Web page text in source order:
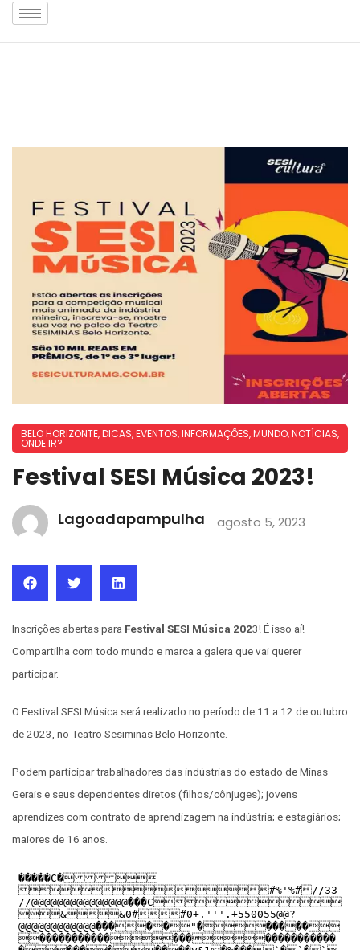
BELO HORIZONTE,DICAS,EVENTOS,INFORMAÇÕES,MUNDO,NOTÍCIAS,
ONDE IR?
Festival SESI Música 2023!
Lagoadapampulha agosto 5, 2023
Inscrições abertas para Festival SESI Música 2023! É isso aí!
Compartilha com todo mundo e marca a galera que vai querer
participar.
O Festival SESI Música será realizado no período de 11 a 12 de outubro
de 2023, no Teatro Sesiminas Belo Horizonte.
Podem participar trabalhadores das indústrias do estado de Minas
Gerais e seus dependentes diretos (filhos/cônjuges); jovens
aprendizes com contrato de aprendizagem na indústria; e estagiários;
maiores de 16 anos.